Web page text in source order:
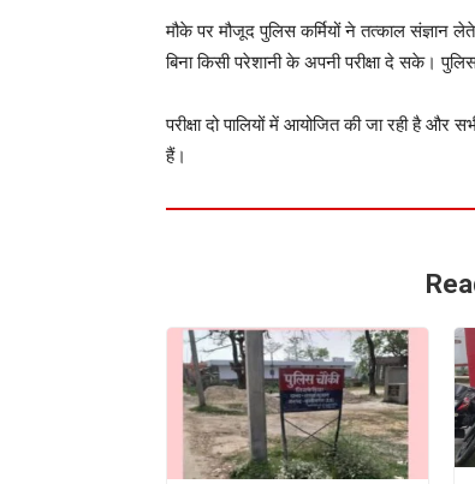
मौके पर मौजूद पुलिस कर्मियों ने तत्काल संज्ञान
बिना किसी परेशानी के अपनी परीक्षा दे सके।
परीक्षा दो पालियों में आयोजित की जा रही है और
हैं।